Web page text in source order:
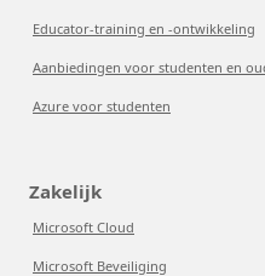
Educator-training en -ontwikkeling
Aanbiedingen voor studenten en
Azure voor studenten
Zakelijk
Microsoft Cloud
Microsoft Beveiliging